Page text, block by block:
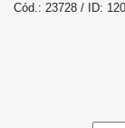
Cód.: 23728 / ID: